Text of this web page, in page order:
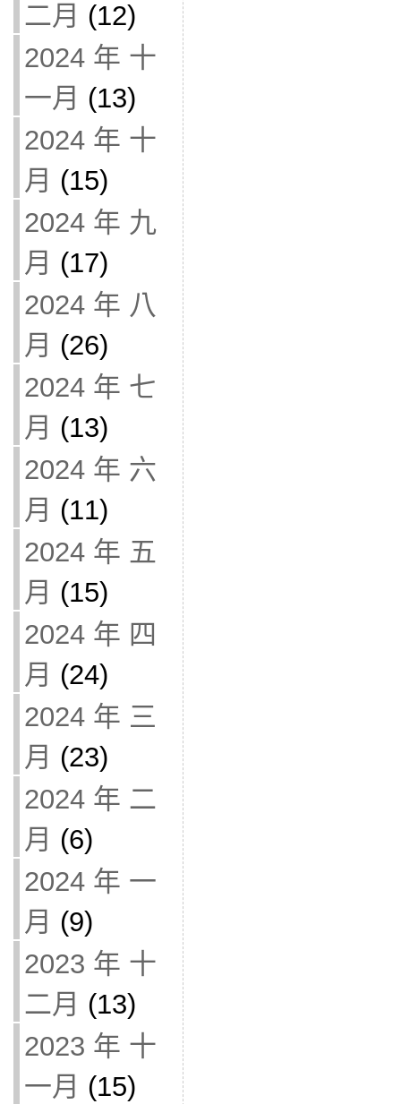
二月 (12)
2024 年 十
一月 (13)
2024 年 十
月 (15)
2024 年 九
月 (17)
2024 年 八
月 (26)
2024 年 七
月 (13)
2024 年 六
月 (11)
2024 年 五
月 (15)
2024 年 四
月 (24)
2024 年 三
月 (23)
2024 年 二
月 (6)
2024 年 一
月 (9)
2023 年 十
二月 (13)
2023 年 十
一月 (15)